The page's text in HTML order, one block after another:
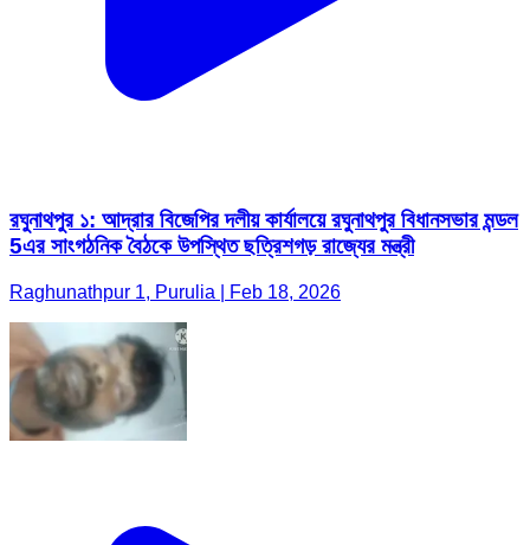
রঘুনাথপুর ১: আদ্রার বিজেপির দলীয় কার্যালয়ে রঘুনাথপুর বিধানসভার মন্ডল
5এর সাংগঠনিক বৈঠকে উপস্থিত ছত্রিশগড় রাজ্যের মন্ত্রী
Raghunathpur 1, Purulia | Feb 18, 2026